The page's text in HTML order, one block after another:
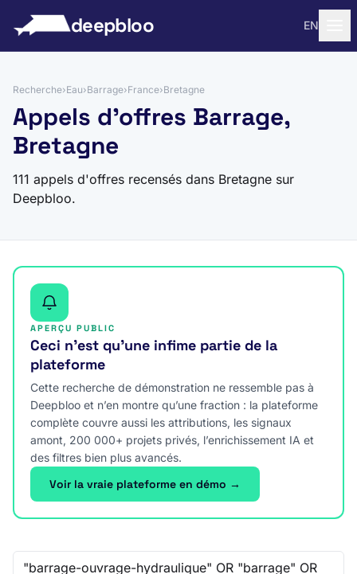
deepbloo EN
Recherche›Eau›Barrage›France›Bretagne
Appels d'offres Barrage,
Bretagne
111 appels d'offres recensés dans Bretagne sur
Deepbloo.
APERÇU PUBLIC
Ceci n’est qu’une infime partie de la
plateforme
Cette recherche de démonstration ne ressemble pas à
Deepbloo et n’en montre qu’une fraction : la plateforme
complète couvre aussi les attributions, les signaux
amont, 200 000+ projets privés, l’enrichissement IA et
des filtres bien plus avancés.
Voir la vraie plateforme en démo →
Recherche libre